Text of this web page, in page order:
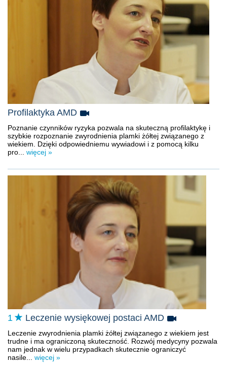
Profilaktyka AMD
Poznanie czynników ryzyka pozwala na skuteczną profilaktykę i
szybkie rozpoznanie zwyrodnienia plamki żółtej związanego z
wiekiem. Dzięki odpowiedniemu wywiadowi i z pomocą kilku
pro... więcej »
1 Leczenie wysiękowej postaci AMD
Leczenie zwyrodnienia plamki żółtej związanego z wiekiem jest
trudne i ma ograniczoną skuteczność. Rozwój medycyny pozwala
nam jednak w wielu przypadkach skutecznie ograniczyć
nasile... więcej »